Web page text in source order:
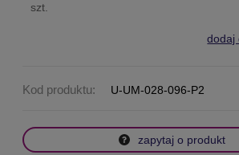
szt.
dodaj
Kod produktu: U-UM-028-096-P2
zapytaj o produkt